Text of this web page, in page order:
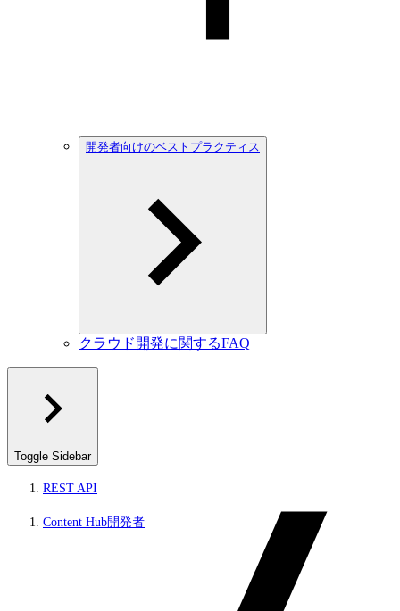
開発者向けのベストプラクティス
クラウド開発に関するFAQ
Toggle Sidebar
REST API
Content Hub開発者